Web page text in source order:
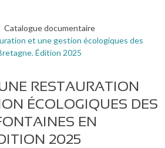
Catalogue documentaire
et une gestion écologiques des
Édition 2025
RESTAURATION
ÉCOLOGIQUES DES
EN
2025